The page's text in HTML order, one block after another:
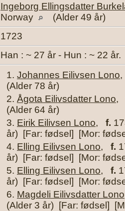
Ingeborg Ellingsdatter
Norway
(Alder 49 år)
1723
Han : ~ 27 år - Hun : ~ 22 år.
1. Johannes Eilivsen Lono,
(Alder 78 år)
2. Ågota Eilivsdatter Lono,
(Alder 64 år)
3. Eirik Eilivsen Lono, f.
år) [Far: fødsel] [Mor:
4. Elling Eilivsen Lono, f.
år) [Far: fødsel] [Mor:
5. Elling Eilivsen Lono, f.
år) [Far: fødsel] [Mor:
6. Magdeli Eilivsdatter Lono
(Alder 3 år) [Far: fødsel]